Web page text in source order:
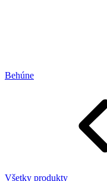
Behúne
Všetky produkty